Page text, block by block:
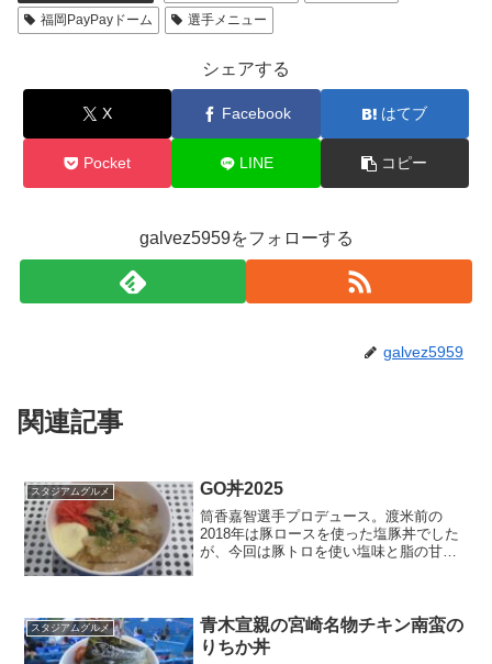
福岡PayPayドーム
選手メニュー
シェアする
X Facebook はてブ
Pocket LINE コピー
galvez5959をフォローする
galvez5959
関連記事
スタジアムグルメ GO丼2025
筒香嘉智選手プロデュース。渡米前の
2018年は豚ロースを使った塩豚丼でした
が、今回は豚トロを使い塩味と脂の甘み
Court...
スタジアムグルメ
青木宣親の宮崎名物チキン南蛮の
りちか丼